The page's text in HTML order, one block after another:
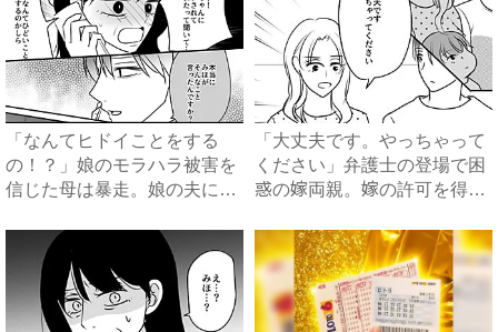
「なんてヒドイことをする
の！？」娘のモラハラ被害を
信じた母は暴走。娘の夫に電
「大丈夫です。やっちゃって
ください」弁護士の登場で困
惑の嫁両親。嫁の許可を得た